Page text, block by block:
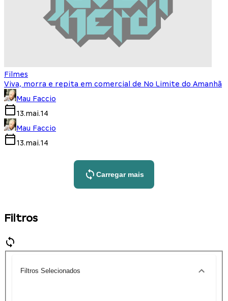
Filmes
Viva, morra e repita em comercial de No Limite do Amanhã
Mau Faccio
13.mai.14
Mau Faccio
13.mai.14
Carregar mais
Filtros
Filtros Selecionados